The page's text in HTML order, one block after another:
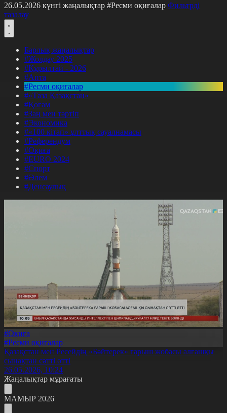
26.05.2026 күнгі жаңалықтар #Ресми оқиғалар Фильтрді
тазалау
Барлық жаңалықтар
#Жолдау 2025
#Құрылтай - 2026
#Апта
#Ресми оқиғалар
#«Таза Қазақстан»
#Қоғам
#Заң мен тәртіп
#Экономика
#«100 кітап» ұлттық сауалнамасы
#Референдум
#Оқиға
#EURO 2024
#Спорт
#Әлем
#Денсаулық
#Оқиға
#Ресми оқиғалар
Қазақстан мен Ресейдің «Бәйтерек» ғарыш жобасы алғашқы
сынақтан сәтті өтті
26.05.2026, 10:24
Жаңалықтар мұрағаты
МАМЫР 2026